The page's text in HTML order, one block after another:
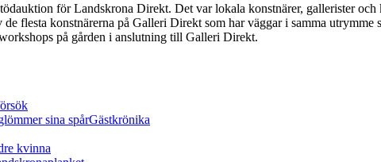
för Landskrona Direkt. Det var lokala konstnärer, gallerister
flesta konstnärerna på Galleri Direkt som har väggar i samma
på gården i anslutning till Galleri Direkt.
sina spårGästkrönika
kvinna